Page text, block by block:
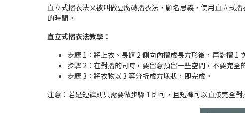
直立式摺衣法又被叫做豆腐磚摺衣法，顧名思義，使用直立式
的時間。
直立式摺衣法教學：
步驟 1：將上衣、長褲 2 側向內摺成長方形後，再對摺 1
步驟 2：在對摺的同時，要留意預留一些空間，不要完全
步驟 3：將衣物以 3 等分折成方塊狀，即完成。
注意：若是短褲則只需要做步驟 1 即可，且短褲可以直接完全對